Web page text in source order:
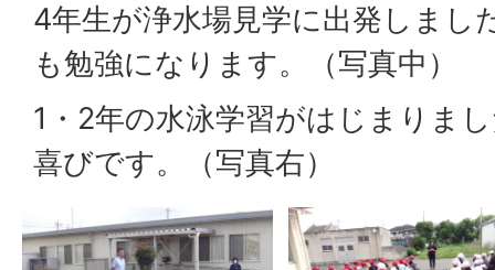
4年生が浄水場見学に出発しまし
も勉強になります。（写真中）
1・2年の水泳学習がはじまりま
喜びです。（写真右）